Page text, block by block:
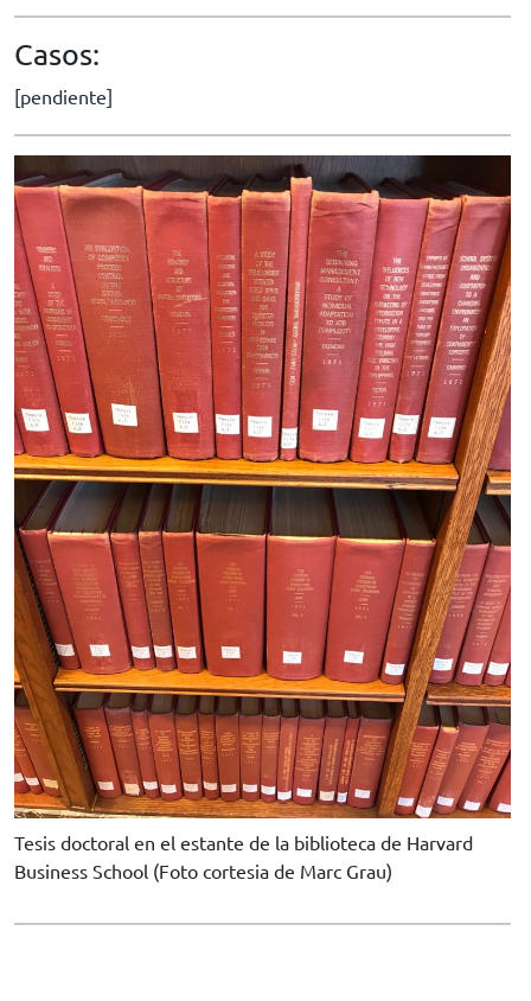
Casos:
[pendiente]
Tesis doctoral en el estante de la biblioteca de Harvard
Business School (Foto cortesia de Marc Grau)